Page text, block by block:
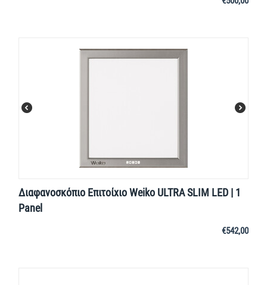
Διαφανοσκόπιο Επιτοίχιο Weiko ULTRA SLIM LED | 1
Panel
€542,00